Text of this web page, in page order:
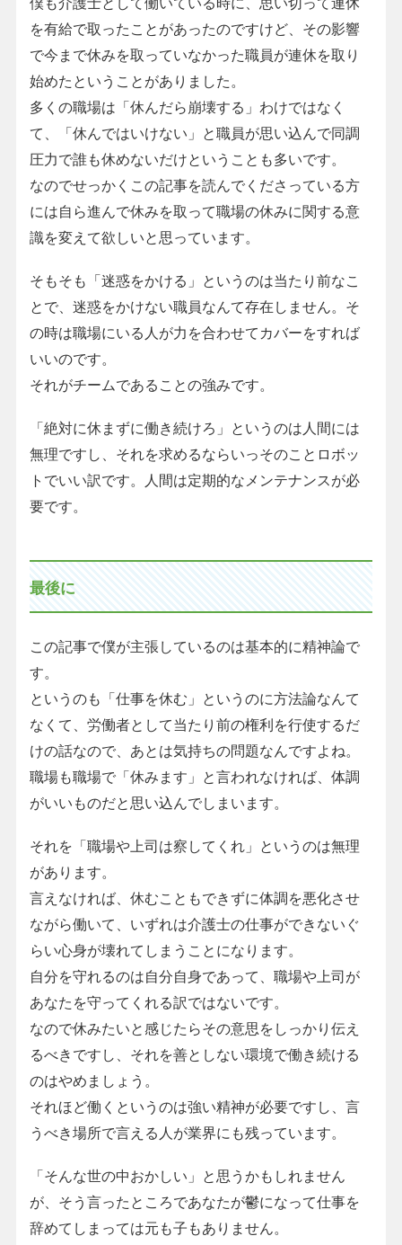
を有給で取ったことがあったのですけど、その影響
で今まで休みを取っていなかった職員が連休を取り
始めたということがありました。
多くの職場は「休んだら崩壊する」わけではなく
て、「休んではいけない」と職員が思い込んで同調
圧力で誰も休めないだけということも多いです。
なのでせっかくこの記事を読んでくださっている方
には自ら進んで休みを取って職場の休みに関する意
識を変えて欲しいと思っています。
そもそも「迷惑をかける」というのは当たり前なこ
とで、迷惑をかけない職員なんて存在しません。そ
の時は職場にいる人が力を合わせてカバーをすれば
いいのです。
それがチームであることの強みです。
「絶対に休まずに働き続けろ」というのは人間には
無理ですし、それを求めるならいっそのことロボッ
トでいい訳です。人間は定期的なメンテナンスが必
要です。
最後に
この記事で僕が主張しているのは基本的に精神論で
す。
というのも「仕事を休む」というのに方法論なんて
なくて、労働者として当たり前の権利を行使するだ
けの話なので、あとは気持ちの問題なんですよね。
職場も職場で「休みます」と言われなければ、体調
がいいものだと思い込んでしまいます。
それを「職場や上司は察してくれ」というのは無理
があります。
言えなければ、休むこともできずに体調を悪化させ
ながら働いて、いずれは介護士の仕事ができないぐ
らい心身が壊れてしまうことになります。
自分を守れるのは自分自身であって、職場や上司が
あなたを守ってくれる訳ではないです。
なので休みたいと感じたらその意思をしっかり伝え
るべきですし、それを善としない環境で働き続ける
のはやめましょう。
それほど働くというのは強い精神が必要ですし、言
うべき場所で言える人が業界にも残っています。
「そんな世の中おかしい」と思うかもしれません
が、そう言ったところであなたが鬱になって仕事を
辞めてしまっては元も子もありません。